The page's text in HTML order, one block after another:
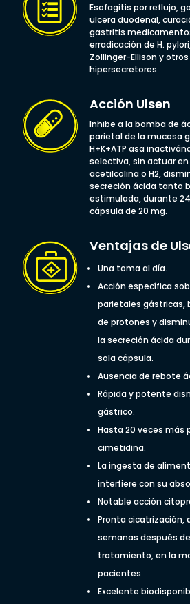
Esofagitis por reflujo,
ulcera duodenal,
gastritis
erradicación de H.
Zollinger-Ellison y
hipersecretores.
Acción Ulsen
Inhibe a la bomba de
parietal de la mucosa
H+K+ATP asa
selectiva, sin actuar
acetilcolina o H2,
secreción ácida tanto
estimulada, durante
cápsula de 20 mg.
Ventajas de
Una toma al día.
Acción específica
parietales gástricas,
de protones y
la secreción ácida
sola cápsula.
Ausencia de rebote
Rápida y potente
gástrico.
Hasta 20 veces más
cimetidina.
La ingesta de
interfiere con su
Notable acción
Pronta cicatrización,
semanas después
tratamiento, en la
pacientes.
Excelente